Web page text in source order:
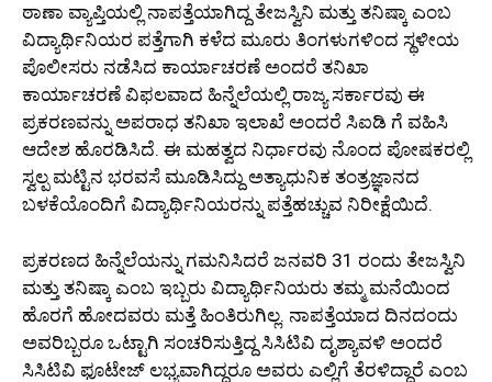
ಠಾಣಾ ವ್ಯಾಪ್ತಿಯಲ್ಲಿ ನಾಪತ್ತೆಯಾಗಿದ್ದ ತೇಜಸ್ವಿನಿ ಮತ್ತು ತನಿಷ್ಕಾ ಎಂಬ
ವಿದ್ಯಾರ್ಥಿನಿಯರ ಪತ್ತೆಗಾಗಿ ಕಳೆದ ಮೂರು ತಿಂಗಳುಗಳಿಂದ ಸ್ಥಳೀಯ
ಪೊಲೀಸರು ನಡೆಸಿದ ಕಾರ್ಯಾಚರಣೆ ಅಂದರೆ ತನಿಖಾ
ಕಾರ್ಯಾಚರಣೆ ವಿಫಲವಾದ ಹಿನ್ನೆಲೆಯಲ್ಲಿ ರಾಜ್ಯ ಸರ್ಕಾರವು ಈ
ಪ್ರಕರಣವನ್ನು ಅಪರಾಧ ತನಿಖಾ ಇಲಾಖೆ ಅಂದರೆ ಸಿಐಡಿ ಗೆ ವಹಿಸಿ
ಆದೇಶ ಹೊರಡಿಸಿದೆ. ಈ ಮಹತ್ವದ ನಿರ್ಧಾರವು ನೊಂದ ಪೋಷಕರಲ್ಲಿ
ಸ್ವಲ್ಪ ಮಟ್ಟಿನ ಭರವಸೆ ಮೂಡಿಸಿದ್ದು ಅತ್ಯಾಧುನಿಕ ತಂತ್ರಜ್ಞಾನದ
ಬಳಕೆಯೊಂದಿಗೆ ವಿದ್ಯಾರ್ಥಿನಿಯರನ್ನು ಪತ್ತೆಹಚ್ಚುವ ನಿರೀಕ್ಷೆಯಿದೆ.
ಪ್ರಕರಣದ ಹಿನ್ನೆಲೆಯನ್ನು ಗಮನಿಸಿದರೆ ಜನವರಿ 31 ರಂದು ತೇಜಸ್ವಿನಿ
ಮತ್ತು ತನಿಷ್ಕಾ ಎಂಬ ಇಬ್ಬರು ವಿದ್ಯಾರ್ಥಿನಿಯರು ತಮ್ಮ ಮನೆಯಿಂದ
ಹೊರಗೆ ಹೋದವರು ಮತ್ತೆ ಹಿಂತಿರುಗಿಲ್ಲ. ನಾಪತ್ತೆಯಾದ ದಿನದಂದು
ಅವರಿಬ್ಬರೂ ಒಟ್ಟಾಗಿ ಸಂಚರಿಸುತ್ತಿದ್ದ ಸಿಸಿಟಿವಿ ದೃಶ್ಯಾವಳಿ ಅಂದರೆ
ಸಿಸಿಟಿವಿ ಫೂಟೇಜ್ ಲಭ್ಯವಾಗಿದ್ದರೂ ಅವರು ಎಲ್ಲಿಗೆ ತೆರಳಿದ್ದಾರೆ ಎಂಬ